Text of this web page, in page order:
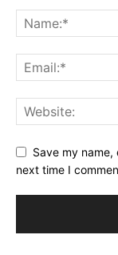
Save my
next time I